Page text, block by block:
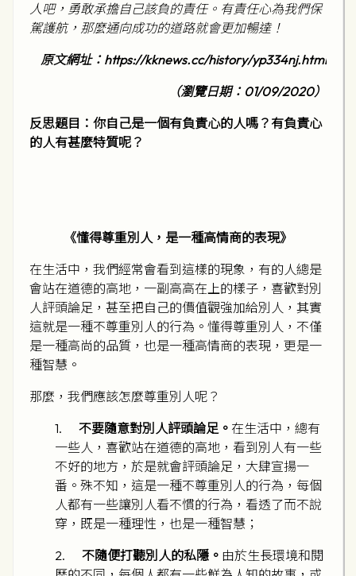
人吧，勇敢承擔自己該負的責任。有責任心為我們保
駕護航，那麼通向成功的道路就會更加暢達！
原文網址： https://kknews.cc/history/yp334nj.html
（瀏覽日期： 01/09/2020）
反思題目：你自己是一個有負責心的人嗎？有負責心
的人有甚麼特質呢？
《懂得尊重別人，是一種高情商的表現》
在生活中，我們經常會看到這樣的現象，有的人總是
會站在道德的高地，一副高高在上的樣子，喜歡對別
人評頭論足，甚至把自己的價值觀強加給別人，其實
這就是一種不尊重別人的行為。懂得尊重別人，不僅
是一種高尚的品質，也是一種高情商的表現，更是一
種智慧。
那麼，我們應該怎麼尊重別人呢？
1. 不要隨意對別人評頭論足。 在生活中，總有
一些人，喜歡站在道德的高地，看到別人有一些
不好的地方，於是就會評頭論足，大肆宣揚一
番。殊不知，這是一種不尊重別人的行為，每個
人都有一些讓別人看不慣的行為，看透了而不說
穿，既是一種理性，也是一種智慧；
2. 不隨便打聽別人的私隱。 由於生長環境和閱